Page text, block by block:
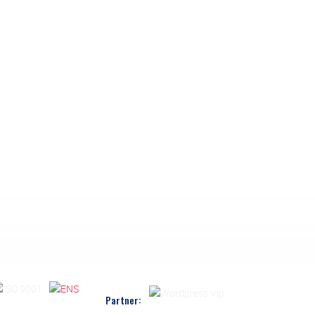
Partner: